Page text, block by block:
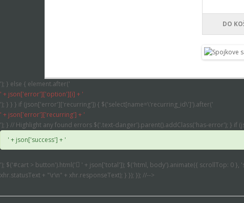
DO
'); } else { element.after('
' + json['error']['option'][i] + '
'); } } } if (json['error']['recurring']) { $('select[name=\'recurring_id\']').after('
' + json['error']['recurring'] + '
'); } // Highlight any found errors $('.text-danger').parent().addClass('has-error'); } if
' + json['success'] + '
'); $('#cart > button').html('
' + json['total']); $('html, body').animate({ scrollTop: 0
xhr.statusText + "\r\n" + xhr.responseText); } }); }); //-->